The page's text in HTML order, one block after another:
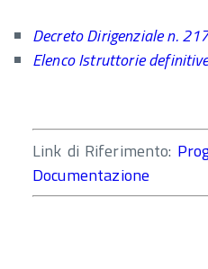
Decreto Dirigenziale n.
Elenco Istruttorie
Link di Riferimento:
Documentazione